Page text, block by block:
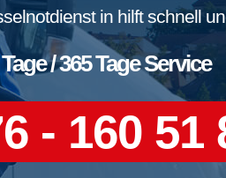
in hilft schnell
/ 365 Tage Service
- 160 51